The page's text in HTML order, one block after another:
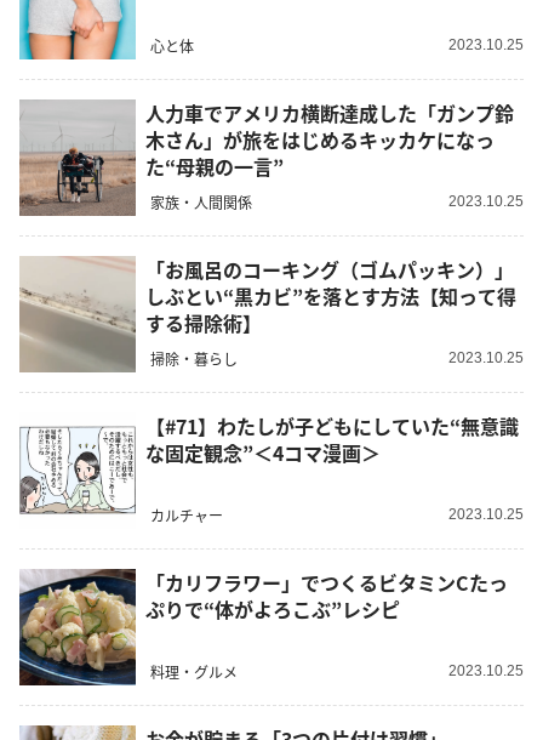
心と体 2023.10.25
人力車でアメリカ横断達成した「ガンプ鈴
木さん」が旅をはじめるキッカケになっ
た“母親の一言”
家族・人間関係 2023.10.25
「お風呂のコーキング（ゴムパッキン）」
しぶとい“黒カビ”を落とす方法【知って得
する掃除術】
掃除・暮らし 2023.10.25
【#71】わたしが子どもにしていた“無意識
な固定観念”＜4コマ漫画＞
カルチャー 2023.10.25
「カリフラワー」でつくるビタミンCたっ
ぷりで“体がよろこぶ”レシピ
料理・グルメ 2023.10.25